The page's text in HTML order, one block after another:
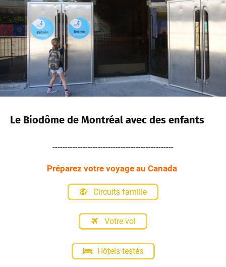
Le Biodôme de Montréal avec des enfants
------------------------------------------------
Préparez votre voyage au Canada
Circuits famille
Votre vol
Hôtels testés